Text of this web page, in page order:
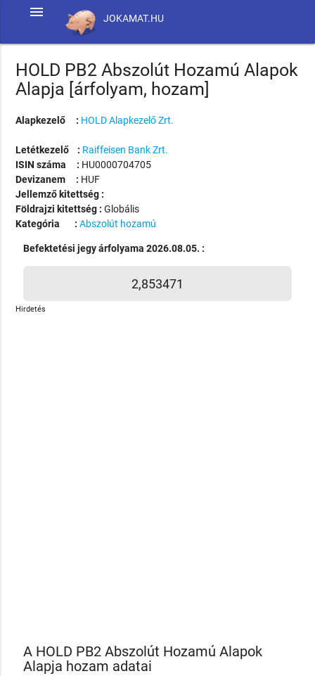
JOKAMAT.HU
menu
HOLD PB2 Abszolút Hozamú Alapok
Alapja [árfolyam, hozam]
Alapkezelő : HOLD Alapkezelő Zrt.
Letétkezelő : Raiffeisen Bank Zrt.
ISIN száma : HU0000704705
Devizanem : HUF
Jellemző kitettség :
Földrajzi kitettség :Globális
Kategória : Abszolút hozamú
Befektetési jegy árfolyama 2026.08.05. :
2,853471
Hirdetés
A HOLD PB2 Abszolút Hozamú Alapok
Alapja hozam adatai